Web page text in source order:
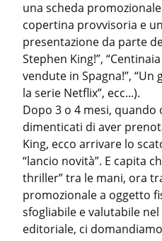
una scheda
copertina provvisoria e
presentazione da parte
Stephen King!”,
vendute in Spagna!”, “Un
la serie Netflix”, ecc...).
Dopo 3 o 4 mesi, quando
dimenticati di aver
King, ecco arrivare lo
“lancio novità”. E capita
thriller” tra le mani, ora
promozionale a oggetto
sfogliabile e valutabile
editoriale, ci